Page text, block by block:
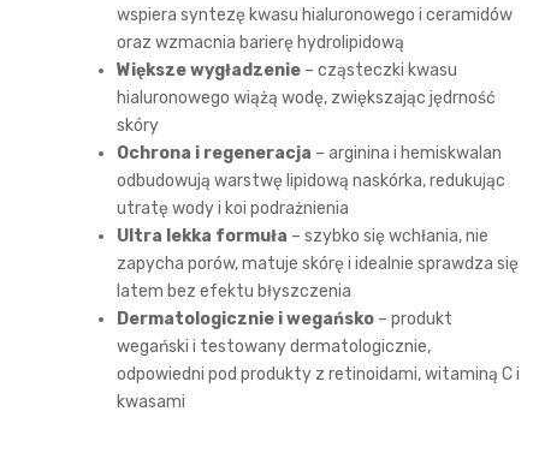
wspiera syntezę kwasu hialuronowego i ceramidów
oraz wzmacnia barierę hydrolipidową
Większe wygładzenie – cząsteczki kwasu
hialuronowego wiążą wodę, zwiększając jędrność
skóry
Ochrona i regeneracja – arginina i hemiskwalan
odbudowują warstwę lipidową naskórka, redukując
utratę wody i koi podrażnienia
Ultra lekka formuła – szybko się wchłania, nie
zapycha porów, matuje skórę i idealnie sprawdza się
latem bez efektu błyszczenia
Dermatologicznie i wegańsko – produkt
wegański i testowany dermatologicznie,
odpowiedni pod produkty z retinoidami, witaminą C i
kwasami